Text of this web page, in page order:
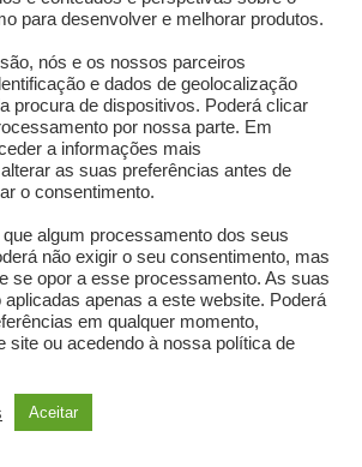
para desenvolver e melhorar produtos.
nós e os nossos parceiros
e dados de geolocalização
procura de dispositivos. Poderá clicar
por nossa parte. Em
a informações mais
as suas preferências antes de
o consentimento.
algum processamento dos seus
não exigir o seu consentimento, mas
se opor a esse processamento. As suas
apenas a este website. Poderá
em qualquer momento,
site ou acedendo à nossa política de
Aceitar